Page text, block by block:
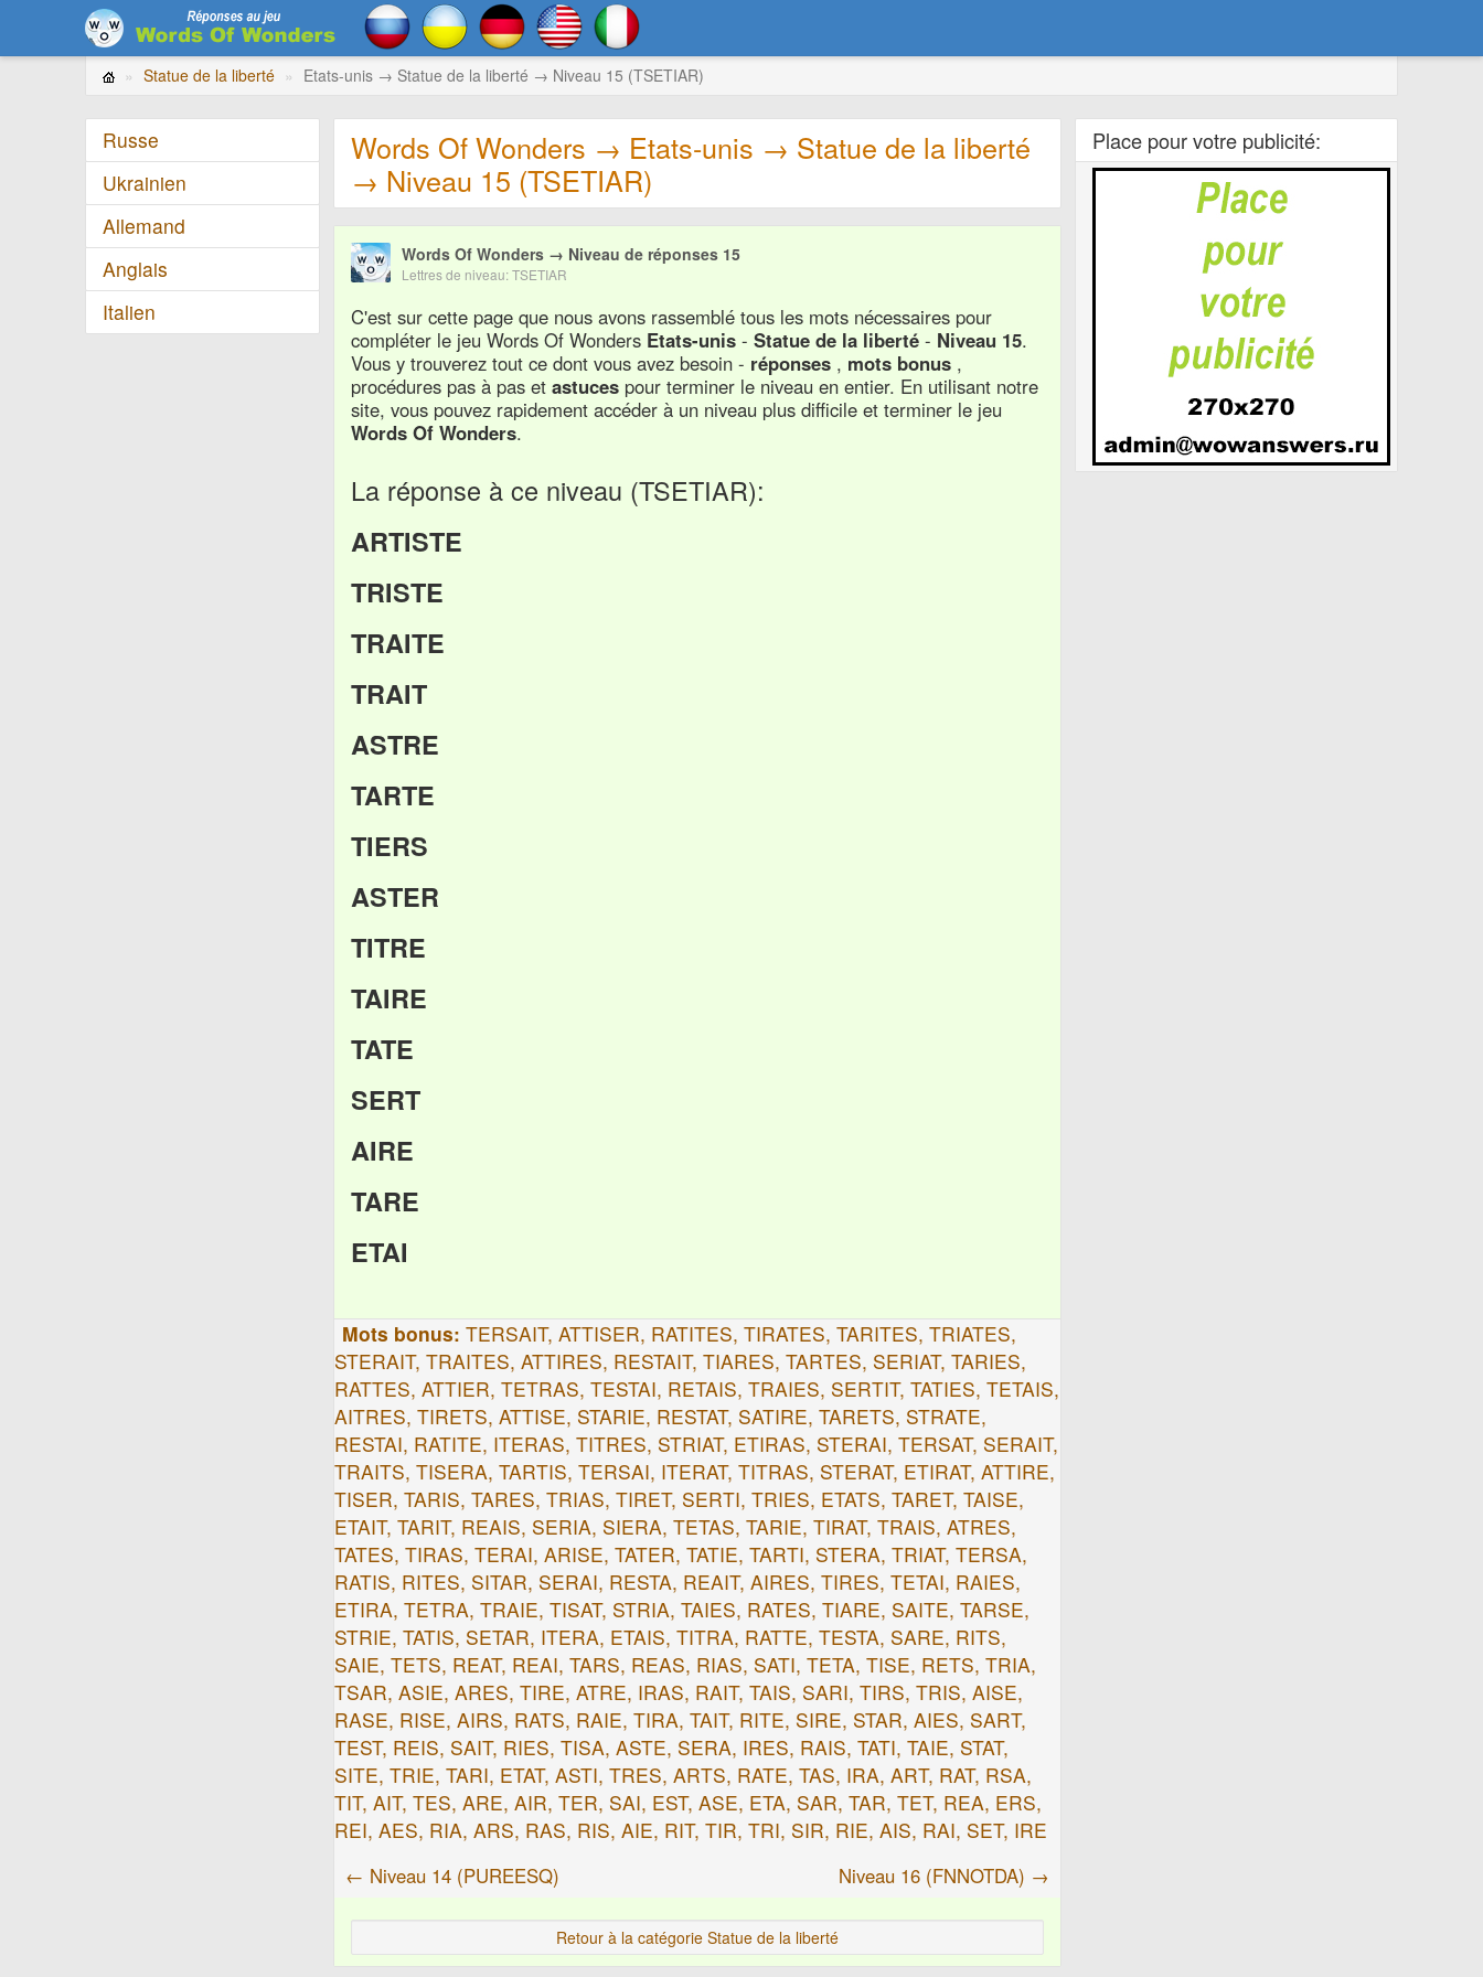
Statue de la liberté Etats-unis → Statue de la liberté → Niveau 15 (TSETIAR)
Words Of Wonders → Etats-unis → Statue de la liberté
→ Niveau 15 (TSETIAR)
Words Of Wonders → Niveau de réponses 15
Lettres de niveau: TSETIAR
C'est sur cette page que nous avons rassemblé tous les mots nécessaires pour
compléter le jeu Words Of Wonders Etats-unis -Statue de la liberté - Niveau 15.
Vous y trouverez tout ce dont vous avez besoin - réponses , mots bonus ,
procédures pas à pas etastuces pour terminer le niveau en entier. En utilisant notre
site, vous pouvez rapidement accéder à un niveau plus difficile et terminer le jeu
Words Of Wonders.
La réponse à ce niveau (TSETIAR):
ARTISTE
TRISTE
TRAITE
TRAIT
ASTRE
TARTE
TIERS
ASTER
TITRE
TAIRE
TATE
SERT
AIRE
TARE
ETAI
Mots bonus: TERSAIT, ATTISER, RATITES, TIRATES, TARITES, TRIATES,
STERAIT, TRAITES, ATTIRES, RESTAIT, TIARES, TARTES, SERIAT, TARIES,
RATTES, ATTIER, TETRAS, TESTAI, RETAIS, TRAIES, SERTIT, TATIES, TETAIS,
AITRES, TIRETS, ATTISE, STARIE, RESTAT, SATIRE, TARETS, STRATE,
RESTAI, RATITE, ITERAS, TITRES, STRIAT, ETIRAS, STERAI, TERSAT, SERAIT,
TRAITS, TISERA, TARTIS, TERSAI, ITERAT, TITRAS, STERAT, ETIRAT, ATTIRE,
TISER, TARIS, TARES, TRIAS, TIRET, SERTI, TRIES, ETATS, TARET, TAISE,
ETAIT, TARIT, REAIS, SERIA, SIERA, TETAS, TARIE, TIRAT, TRAIS, ATRES,
TATES, TIRAS, TERAI, ARISE, TATER, TATIE, TARTI, STERA, TRIAT, TERSA,
RATIS, RITES, SITAR, SERAI, RESTA, REAIT, AIRES, TIRES, TETAI, RAIES,
ETIRA, TETRA, TRAIE, TISAT, STRIA, TAIES, RATES, TIARE, SAITE, TARSE,
STRIE, TATIS, SETAR, ITERA, ETAIS, TITRA, RATTE, TESTA, SARE, RITS,
SAIE, TETS, REAT, REAI, TARS, REAS, RIAS, SATI, TETA, TISE, RETS, TRIA,
TSAR, ASIE, ARES, TIRE, ATRE, IRAS, RAIT, TAIS, SARI, TIRS, TRIS, AISE,
RASE, RISE, AIRS, RATS, RAIE, TIRA, TAIT, RITE, SIRE, STAR, AIES, SART,
TEST, REIS, SAIT, RIES, TISA, ASTE, SERA, IRES, RAIS, TATI, TAIE, STAT,
SITE, TRIE, TARI, ETAT, ASTI, TRES, ARTS, RATE, TAS, IRA, ART, RAT, RSA,
TIT, AIT, TES, ARE, AIR, TER, SAI, EST, ASE, ETA, SAR, TAR, TET, REA, ERS,
REI, AES, RIA, ARS, RAS, RIS, AIE, RIT, TIR, TRI, SIR, RIE, AIS, RAI, SET, IRE
← Niveau 14 (PUREESQ) Niveau 16 (FNNOTDA) →
Retour à la catégorie Statue de la liberté
Place pour votre publicité:
Russe
Ukrainien
Allemand
Anglais
Italien